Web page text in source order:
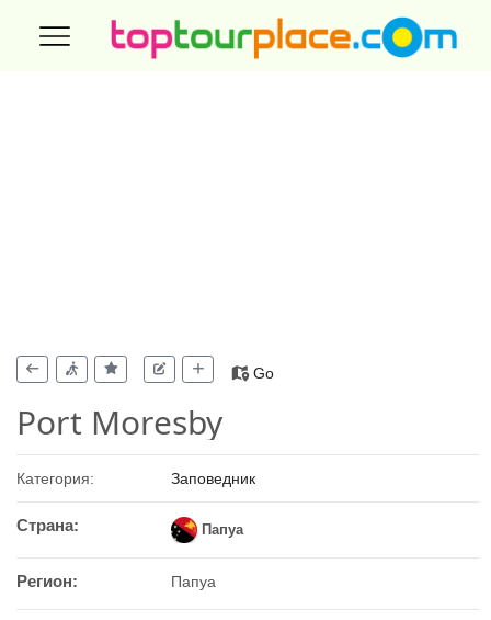
Go
Port Moresby
Категория: Заповедник
Страна: Папуа
Регион: Папуа